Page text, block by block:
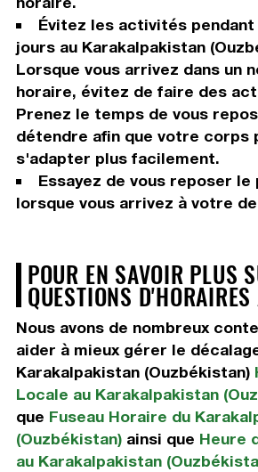
Évitez les activités
jours au Karakalpakistan
Lorsque vous arrivez dans un
horaire, évitez de faire des
Prenez le temps de vous
détendre afin que votre corps
s'adapter plus facilement.
Essayez de vous reposer le
lorsque vous arrivez à votre
POUR EN SAVOIR PLUS
QUESTIONS
Nous avons de nombreux
aider à mieux gérer le
Karakalpakistan (Ouzbékistan)
Locale au Karakalpakistan
que Fuseau Horaire du
(Ouzbékistan)ainsi que Heure
au Karakalpakistan